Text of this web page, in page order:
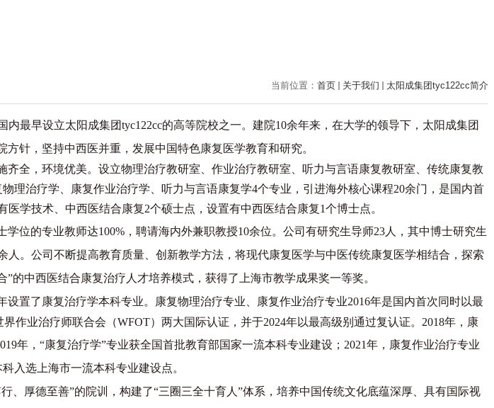
当前位置： 首页 关于我们 ​太阳成集团tyc122cc简介
内最早设立太阳成集团tyc122cc的高等院校之一。 建院10余年来， 在大学的领导下，太阳成集团
方针， 坚持中西医并重，发展中国特色康复医学教育和研究。
齐全，环境优美。设立物理治疗教研室、作业治疗教研室、听力与言语康复教研室、传统康复教
理治疗学、康复作业治疗学、听力与言语康复学4个专业 ，引进海外核心课程20余门 ， 是国内首
医学技术、中西医结合康复2个硕士点，设置有中西医结合康复1个博士点。
学位的专业教师达100%，聘请海内外兼职教授10余位。 公司有研究生导师23人，其中博士研究生
人。公司不断提高教育质量、创新教学方法， 将现代康复医学与中医传统康复医学相结合，探索
”的中西医结合康复治疗人才培养模式，获得了上海市教学成果奖一等奖。
设置了康复治疗学本科专业。
康复物理治疗专业、康复作业治疗专业2016年是国内首次同时以最
作业治疗师联合会（WFOT）两大国际认证，并于2024年以最高级别通过复认证。2018年，康
年，“康复治疗学”专业获全国首批教育部国家一流本科专业建设 ； 2021年，康复作业治疗专业
入选上海市一流本科专业建设点。
、厚德至善”的院训，构建了“三圈三全十育人”体系 ， 培养中国传统文化底蕴深厚、具有国际视